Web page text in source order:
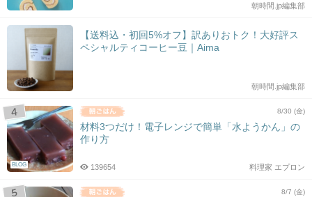
朝時間.jp編集部
【送料込・初回5%オフ】訳ありおトク！大好評ス
ペシャルティコーヒー豆｜Aima
朝時間.jp編集部
BLOG
8/30 (金)
材料3つだけ！電子レンジで簡単「水ようかん」の
作り方
料理家 エプロン
139654
8/7 (金)